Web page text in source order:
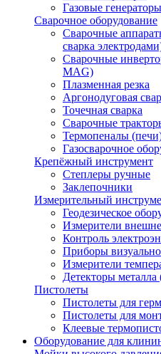
Газовые генераторы
Сварочное оборудование
Сварочные
сварка
Сварочные
MAG)
Плазменная резка
Аргонодуговая
Точечная сварка
Сварочные
Термопеналы
Газосварочное
Крепёжный инструмент
Степлеры ручные
Заклепочники
Измерительный
Геодезическое
Измерители
Контроль
Приборы
Измерители
Детекторы
Пистолеты
Пистолеты для
Пистолеты для
Клеевые
Оборудование для